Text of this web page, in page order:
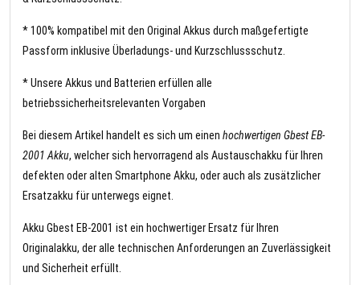
* 100% kompatibel mit den Original Akkus durch maßgefertigte
Passform inklusive Überladungs- und Kurzschlussschutz.
* Unsere Akkus und Batterien erfüllen alle
betriebssicherheitsrelevanten Vorgaben
Bei diesem Artikel handelt es sich um einen hochwertigen Gbest EB-
2001 Akku, welcher sich hervorragend als Austauschakku für Ihren
defekten oder alten Smartphone Akku, oder auch als zusätzlicher
Ersatzakku für unterwegs eignet.
Akku Gbest EB-2001 ist ein hochwertiger Ersatz für Ihren
Originalakku, der alle technischen Anforderungen an Zuverlässigkeit
und Sicherheit erfüllt.